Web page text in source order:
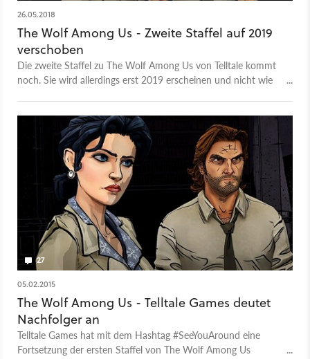
26.05.2018
The Wolf Among Us - Zweite Staffel auf 2019
verschoben
Die zweite Staffel zu The Wolf Among Us von Telltale kommt
noch. Sie wird allerdings erst 2019 erscheinen und nicht wie
27
05.02.2015
The Wolf Among Us - Telltale Games deutet
Nachfolger an
Telltale Games hat mit dem Hashtag #SeeYouAround eine
Fortsetzung der ersten Staffel von The Wolf Among Us